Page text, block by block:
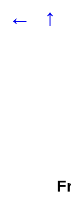
← ↑